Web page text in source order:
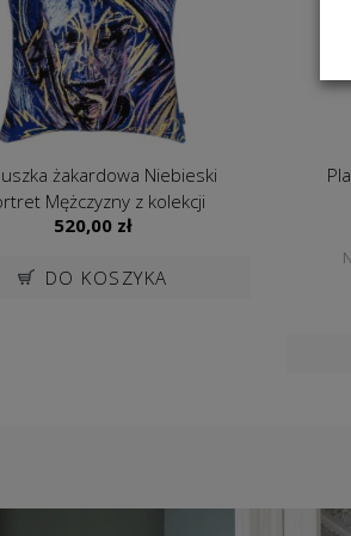
żakardowa Niebieski
Mężczyzny z kolekcji
Polski Witkacy 50x50cm
520,00 zł
DO KOSZYKA